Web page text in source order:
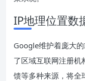
IP地理位置数
Google维护着庞大
了区域互联网注册机
馈等多种来源，将全